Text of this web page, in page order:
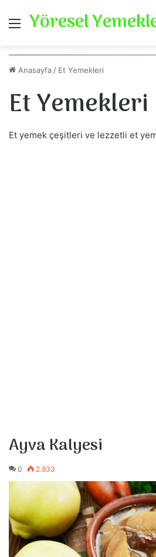
Menü
Yöresel
Ayva Kalyesi
Kavurmalı Bulgur Pilavı
Soslu Lokum Pirzola
Kaşarlı Soslu Köfte
Etli İçli Köfte
Anasayfa / Et Yemekleri
Et Yemekleri
Et yemek çeşitleri ve lezzetli et
Ayva Kalyesi
0 2.933